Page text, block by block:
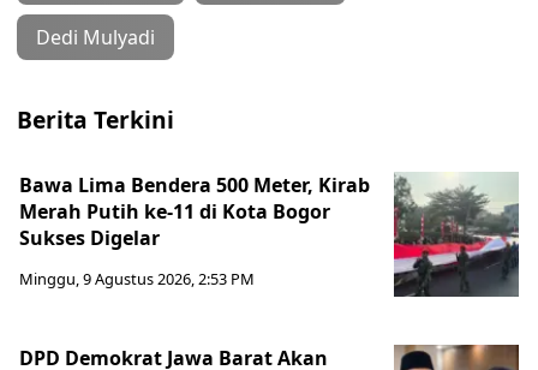
Dedi Mulyadi
Berita Terkini
Bawa Lima Bendera 500 Meter, Kirab
Merah Putih ke-11 di Kota Bogor
Sukses Digelar
Minggu, 9 Agustus 2026, 2:53 PM
DPD Demokrat Jawa Barat Akan